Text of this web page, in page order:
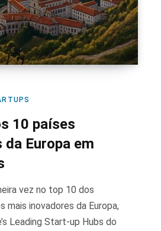
10 países
Europa em
vez no top 10 dos
inovadores da Europa,
Leading Start-up Hubs do